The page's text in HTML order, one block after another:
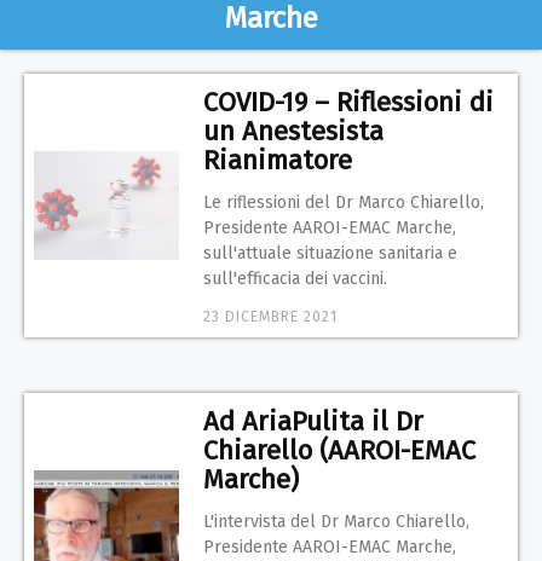
Marche
COVID-19 – Riflessioni di
un Anestesista
Rianimatore
Le riflessioni del Dr Marco Chiarello,
Presidente AAROI-EMAC Marche,
sull'attuale situazione sanitaria e
sull'efficacia dei vaccini.
23 DICEMBRE 2021
Ad AriaPulita il Dr
Chiarello (AAROI-EMAC
Marche)
L'intervista del Dr Marco Chiarello,
Presidente AAROI-EMAC Marche,